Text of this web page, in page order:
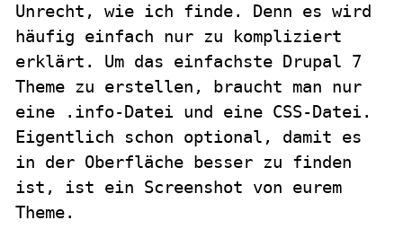
Unrecht, wie ich finde. Denn es wird
häufig einfach nur zu kompliziert
erklärt. Um das einfachste Drupal 7
Theme zu erstellen, braucht man nur
eine .info-Datei und eine CSS-Datei.
Eigentlich schon optional, damit es
in der Oberfläche besser zu finden
ist, ist ein Screenshot von eurem
Theme.